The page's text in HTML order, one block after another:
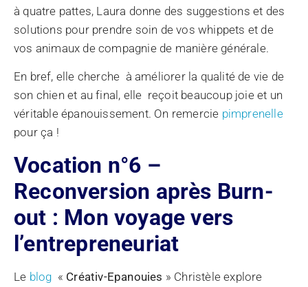
à quatre pattes, Laura donne des suggestions et des
solutions pour prendre soin de vos whippets et de
vos animaux de compagnie de manière générale.
En bref, elle cherche à améliorer la qualité de vie de
son chien et au final, elle reçoit beaucoup joie et un
véritable épanouissement. On remercie pimprenelle
pour ça !
Vocation n°6 –
Reconversion après Burn-
out : Mon voyage vers
l’entrepreneuriat
Le blog « Créativ-Epanouies » Christèle explore